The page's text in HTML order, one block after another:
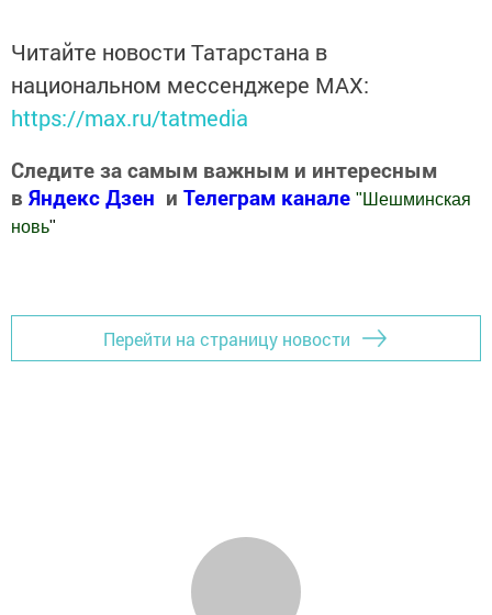
Читайте новости Татарстана в
национальном мессенджере MАХ:
https://max.ru/tatmedia
Следите за самым важным и интересным
в Яндекс Дзен и Телеграм канале " Шешминская
новь"
Перейти на страницу новости